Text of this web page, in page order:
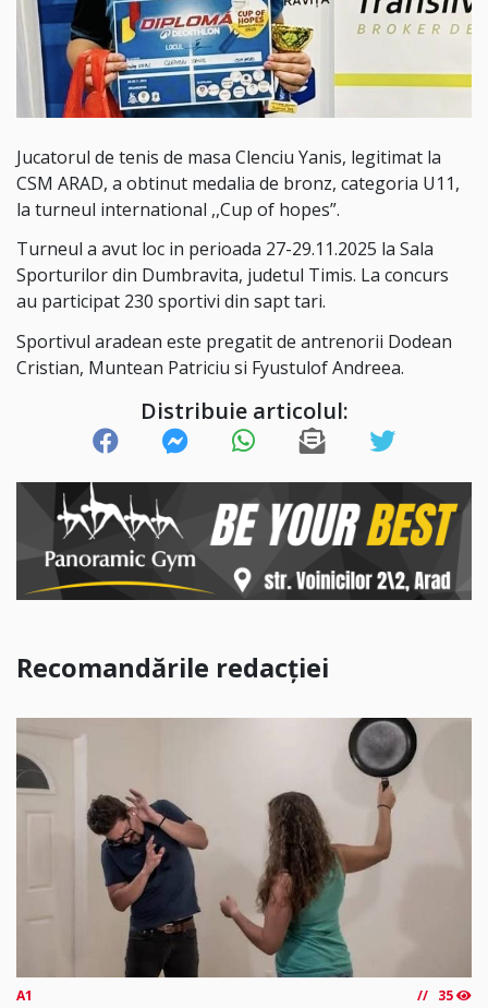
Jucatorul de tenis de masa Clenciu Yanis, legitimat la
CSM ARAD, a obtinut medalia de bronz, categoria U11,
la turneul international ,,Cup of hopes”.
Turneul a avut loc in perioada 27-29.11.2025 la Sala
Sporturilor din Dumbravita, judetul Timis. La concurs
au participat 230 sportivi din sapt tari.
Sportivul aradean este pregatit de antrenorii Dodean
Cristian, Muntean Patriciu si Fyustulof Andreea.
Distribuie articolul:
Recomandările redacției
A1 35